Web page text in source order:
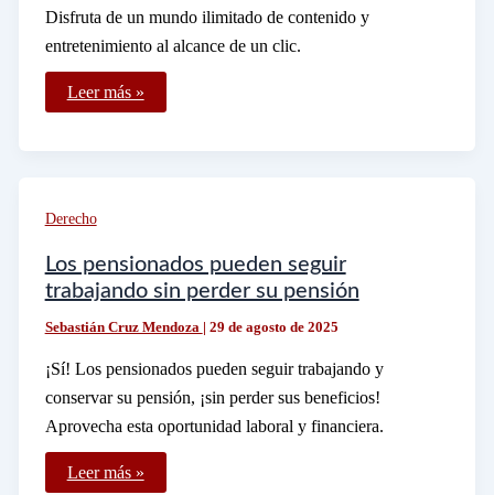
Disfruta de un mundo ilimitado de contenido y
entretenimiento al alcance de un clic.
Cuántas
suscripciones
restricciones
Leer más »
Derecho
Los pensionados pueden seguir
trabajando sin perder su pensión
Sebastián Cruz Mendoza | 29 de agosto de 2025
¡Sí! Los pensionados pueden seguir trabajando y
conservar su pensión, ¡sin perder sus beneficios!
Aprovecha esta oportunidad laboral y financiera.
Los
pensionados
Leer más »